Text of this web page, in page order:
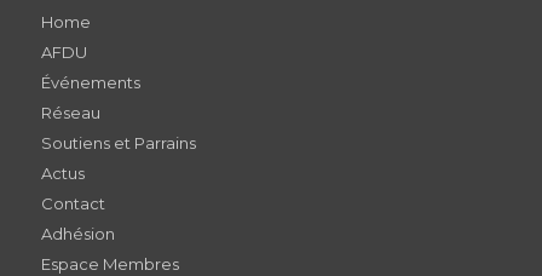
Home
AFDU
Événements
Réseau
Soutiens et Parrains
Actus
Contact
Adhésion
Espace Membres